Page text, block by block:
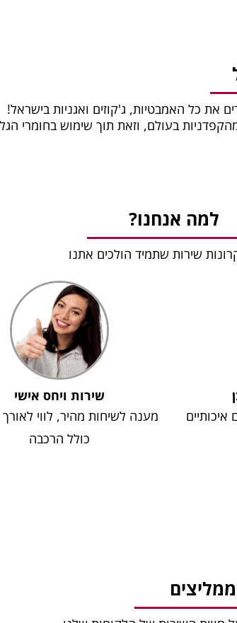
את כל האמבטיות, ג'קוזים ואגניות בישראל!
בעולם, וזאת תוך שימוש בחומרי
למה אנחנו?
שירות שתמיד הולכים אתנו
שירות ויחס אישי
מענה לשיחות מהיר, לווי
כולל הרכבה